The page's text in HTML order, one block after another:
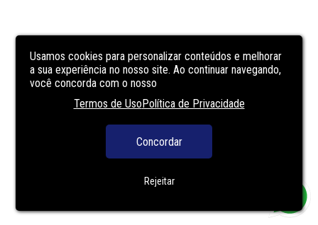
Usamos cookies para personalizar conteúdos e melhorar
a sua experiência no nosso site. Ao continuar navegando,
você concorda com o nosso
Termos de UsoPolítica de Privacidade
Concordar
Rejeitar